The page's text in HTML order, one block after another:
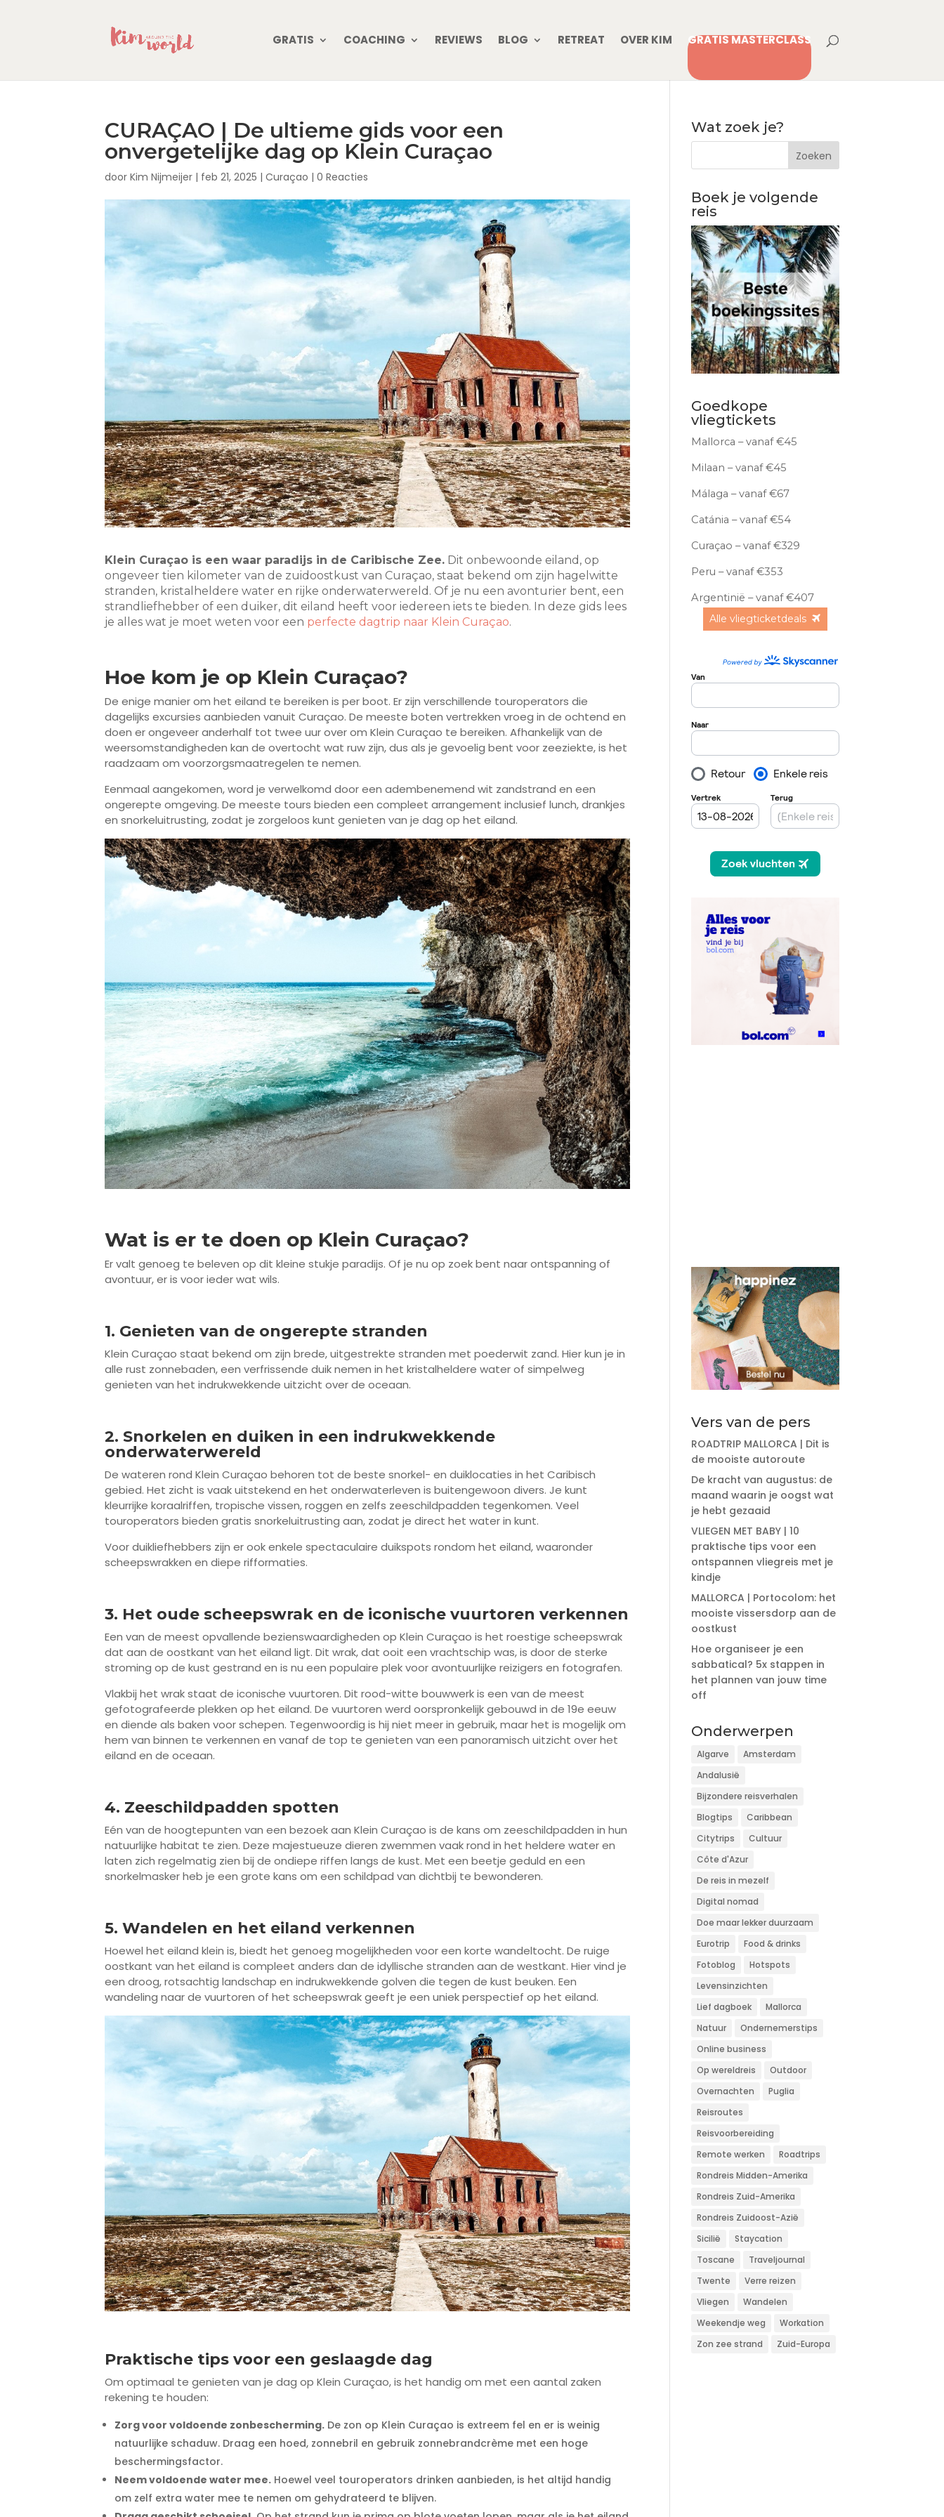
GRATIS COACHING REVIEWS BLOG RETREAT OVER KIM GRATIS MASTERCLASS
CURAÇAO | De ultieme gids voor een
onvergetelijke dag op Klein Curaçao
door Kim Nijmeijer | feb 21, 2025 | Curaçao | 0 Reacties
Klein Curaçao is een waar paradijs in de Caribische Zee. Dit onbewoonde eiland, op
ongeveer tien kilometer van de zuidoostkust van Curaçao, staat bekend om zijn hagelwitte
stranden, kristalheldere water en rijke onderwaterwereld. Of je nu een avonturier bent, een
strandliefhebber of een duiker, dit eiland heeft voor iedereen iets te bieden. In deze gids lees
je alles wat je moet weten voor een perfecte dagtrip naar Klein Curaçao.
Hoe kom je op Klein Curaçao?
De enige manier om het eiland te bereiken is per boot. Er zijn verschillende touroperators die
dagelijks excursies aanbieden vanuit Curaçao. De meeste boten vertrekken vroeg in de ochtend en
doen er ongeveer anderhalf tot twee uur over om Klein Curaçao te bereiken. Afhankelijk van de
weersomstandigheden kan de overtocht wat ruw zijn, dus als je gevoelig bent voor zeeziekte, is het
raadzaam om voorzorgsmaatregelen te nemen.
Eenmaal aangekomen, word je verwelkomd door een adembenemend wit zandstrand en een
ongerepte omgeving. De meeste tours bieden een compleet arrangement inclusief lunch, drankjes
en snorkeluitrusting, zodat je zorgeloos kunt genieten van je dag op het eiland.
Wat is er te doen op Klein Curaçao?
Er valt genoeg te beleven op dit kleine stukje paradijs. Of je nu op zoek bent naar ontspanning of
avontuur, er is voor ieder wat wils.
1. Genieten van de ongerepte stranden
Klein Curaçao staat bekend om zijn brede, uitgestrekte stranden met poederwit zand. Hier kun je in
alle rust zonnebaden, een verfrissende duik nemen in het kristalheldere water of simpelweg
genieten van het indrukwekkende uitzicht over de oceaan.
2. Snorkelen en duiken in een indrukwekkende
onderwaterwereld
De wateren rond Klein Curaçao behoren tot de beste snorkel- en duiklocaties in het Caribisch
gebied. Het zicht is vaak uitstekend en het onderwaterleven is buitengewoon divers. Je kunt
kleurrijke koraalriffen, tropische vissen, roggen en zelfs zeeschildpadden tegenkomen. Veel
touroperators bieden gratis snorkeluitrusting aan, zodat je direct het water in kunt.
Voor duikliefhebbers zijn er ook enkele spectaculaire duikspots rondom het eiland, waaronder
scheepswrakken en diepe rifformaties.
3. Het oude scheepswrak en de iconische vuurtoren verkennen
Een van de meest opvallende bezienswaardigheden op Klein Curaçao is het roestige scheepswrak
dat aan de oostkant van het eiland ligt. Dit wrak, dat ooit een vrachtschip was, is door de sterke
stroming op de kust gestrand en is nu een populaire plek voor avontuurlijke reizigers en fotografen.
Vlakbij het wrak staat de iconische vuurtoren. Dit rood-witte bouwwerk is een van de meest
gefotografeerde plekken op het eiland. De vuurtoren werd oorspronkelijk gebouwd in de 19e eeuw
en diende als baken voor schepen. Tegenwoordig is hij niet meer in gebruik, maar het is mogelijk om
hem van binnen te verkennen en vanaf de top te genieten van een panoramisch uitzicht over het
eiland en de oceaan.
4. Zeeschildpadden spotten
Eén van de hoogtepunten van een bezoek aan Klein Curaçao is de kans om zeeschildpadden in hun
natuurlijke habitat te zien. Deze majestueuze dieren zwemmen vaak rond in het heldere water en
laten zich regelmatig zien bij de ondiepe riffen langs de kust. Met een beetje geduld en een
snorkelmasker heb je een grote kans om een schildpad van dichtbij te bewonderen.
5. Wandelen en het eiland verkennen
Hoewel het eiland klein is, biedt het genoeg mogelijkheden voor een korte wandeltocht. De ruige
oostkant van het eiland is compleet anders dan de idyllische stranden aan de westkant. Hier vind je
een droog, rotsachtig landschap en indrukwekkende golven die tegen de kust beuken. Een
wandeling naar de vuurtoren of het scheepswrak geeft je een uniek perspectief op het eiland.
Praktische tips voor een geslaagde dag
Om optimaal te genieten van je dag op Klein Curaçao, is het handig om met een aantal zaken
rekening te houden:
Zorg voor voldoende zonbescherming. De zon op Klein Curaçao is extreem fel en er is weinig
natuurlijke schaduw. Draag een hoed, zonnebril en gebruik zonnebrandcrème met een hoge
beschermingsfactor.
Neem voldoende water mee. Hoewel veel touroperators drinken aanbieden, is het altijd handig
om zelf extra water mee te nemen om gehydrateerd te blijven.
Wat zoek je?
Boek je volgende
reis
Goedkope
vliegtickets
Mallorca – vanaf €45
Milaan – vanaf €45
Málaga – vanaf €67
Catánia – vanaf €54
Curaçao – vanaf €329
Peru – vanaf €353
Argentinië – vanaf €407
Alle vliegticketdeals
Vers van de pers
ROADTRIP MALLORCA | Dit is
de mooiste autoroute
De kracht van augustus: de
maand waarin je oogst wat
je hebt gezaaid
VLIEGEN MET BABY | 10
praktische tips voor een
ontspannen vliegreis met je
kindje
MALLORCA | Portocolom: het
mooiste vissersdorp aan de
oostkust
Hoe organiseer je een
sabbatical? 5x stappen in
het plannen van jouw time
off
Onderwerpen
Algarve
Amsterdam
Andalusië
Bijzondere reisverhalen
Blogtips
Caribbean
Citytrips
Cultuur
Côte d'Azur
De reis in mezelf
Digital nomad
Doe maar lekker duurzaam
Eurotrip
Food & drinks
Fotoblog
Hotspots
Levensinzichten
Lief dagboek
Mallorca
Natuur
Ondernemerstips
Online business
Op wereldreis
Outdoor
Overnachten
Puglia
Reisroutes
Reisvoorbereiding
Remote werken
Roadtrips
Rondreis Midden-Amerika
Rondreis Zuid-Amerika
Rondreis Zuidoost-Azië
Sicilië
Staycation
Toscane
Traveljournal
Twente
Verre reizen
Vliegen
Wandelen
Weekendje weg
Workation
Zon zee strand
Zuid-Europa